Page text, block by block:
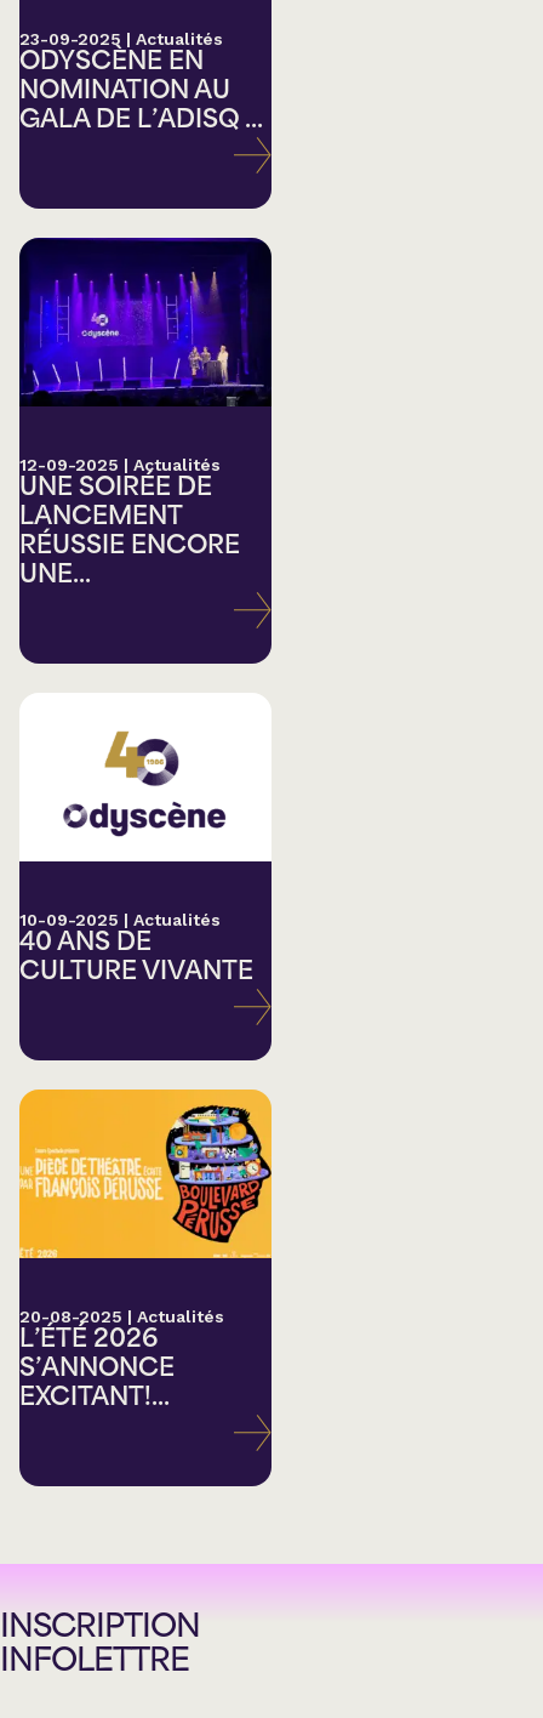
23-09-2025 | Actualités
ODYSCÈNE EN
NOMINATION AU
GALA DE L’ADISQ ...
12-09-2025 | Actualités
UNE SOIRÉE DE
LANCEMENT
RÉUSSIE ENCORE
UNE...
10-09-2025 | Actualités
40 ANS DE
CULTURE VIVANTE
20-08-2025 | Actualités
L’ÉTÉ 2026
S’ANNONCE
EXCITANT!...
INSCRIPTION
INFOLETTRE